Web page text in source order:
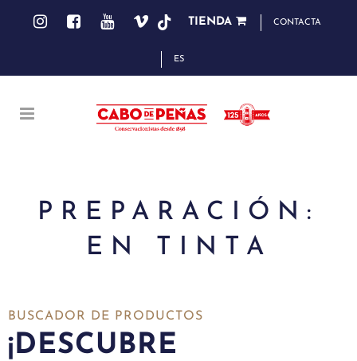
TIENDA CONTACTA
ES
PREPARACIÓN:
EN TINTA
BUSCADOR DE PRODUCTOS
¡DESCUBRE